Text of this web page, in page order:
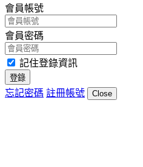
會員帳號
會員密碼
記住登錄資訊
登錄
忘記密碼 註冊帳號 Close